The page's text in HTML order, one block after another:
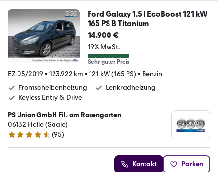
Ford Galaxy 1,5 l EcoBoost 121 kW
165 PS B Titanium
14.900 €
19% MwSt.
Sehr guter Preis
EZ 05/2019 • 123.922 km • 121 kW (165 PS) • Benzin
Frontscheibenheizung
Lenkradheizung
Keyless Entry & Drive
PS Union GmbH Fil. am Rosengarten
06132 Halle (Saale)
4.6 Sterne
(95)
Kontakt Parken